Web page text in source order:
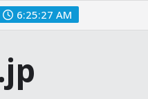
6:25:28 AM